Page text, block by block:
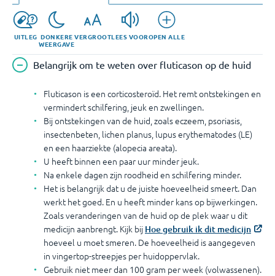
UITLEG DONKERE
WEERGAVE
VERGROOTLEES VOOROPEN ALLE
Belangrijk om te weten over fluticason op de huid
Fluticason is een corticosteroïd. Het remt ontstekingen en
vermindert schilfering, jeuk en zwellingen.
Bij ontstekingen van de huid, zoals eczeem, psoriasis,
insectenbeten, lichen planus, lupus erythematodes (LE)
en een haarziekte (alopecia areata).
U heeft binnen een paar uur minder jeuk.
Na enkele dagen zijn roodheid en schilfering minder.
Het is belangrijk dat u de juiste hoeveelheid smeert. Dan
werkt het goed. En u heeft minder kans op bijwerkingen.
Zoals veranderingen van de huid op de plek waar u dit
medicijn aanbrengt. Kijk bij Hoe gebruik ik dit medicijn
hoeveel u moet smeren. De hoeveelheid is aangegeven
in vingertop-streepjes per huidoppervlak.
Gebruik niet meer dan 100 gram per week (volwassenen).